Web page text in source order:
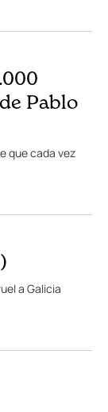
Pablo
que cada vez
a Galicia